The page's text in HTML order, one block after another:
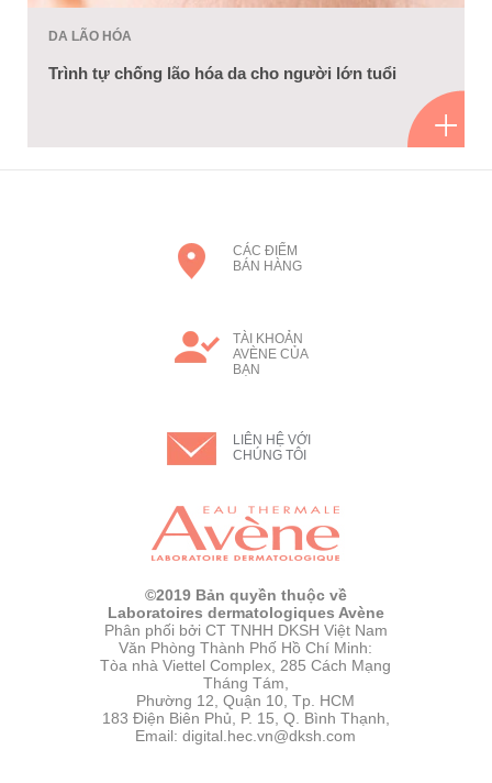
DA LÃO HÓA
Trình tự chống lão hóa da cho người lớn tuổi
CÁC ĐIỂM
BÁN HÀNG
TÀI KHOẢN
AVÈNE CỦA
BẠN
LIÊN HỆ VỚI
CHÚNG TÔI
©2019 Bản quyền thuộc về
Laboratoires dermatologiques Avène
Phân phối bởi CT TNHH DKSH Việt Nam
Văn Phòng Thành Phố Hồ Chí Minh:
Tòa nhà Viettel Complex, 285 Cách Mạng
Tháng Tám,
Phường 12, Quận 10, Tp. HCM
183 Điện Biên Phủ, P. 15, Q. Bình Thạnh,
Email: digital.hec.vn@dksh.com